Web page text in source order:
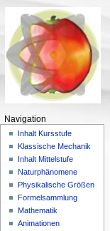
Navigation
Inhalt Kursstufe
Klassische Mechanik
Inhalt Mittelstufe
Naturphänomene
Physikalische Größen
Formelsammlung
Mathematik
Animationen